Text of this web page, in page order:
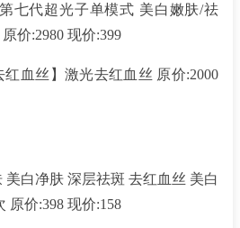
第七代超光子单模式 美白嫩肤/祛
价:2980 现价:399
红血丝】激光去红血丝 原价:2000
美白净肤 深层祛斑 去红血丝 美白
原价:398 现价:158